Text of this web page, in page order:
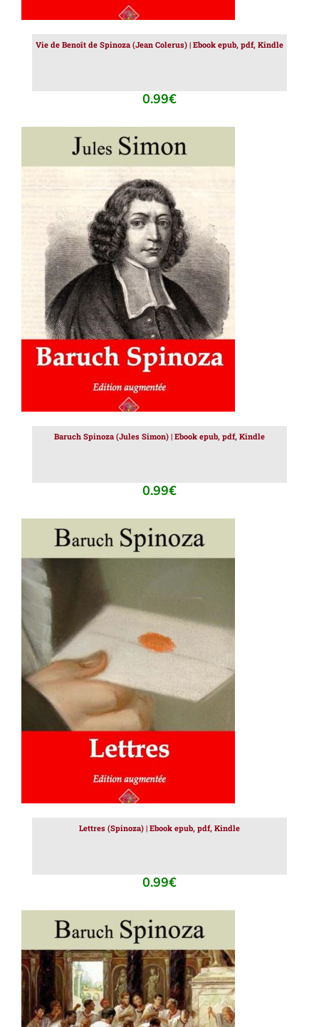
Vie de Benoît de Spinoza (Jean Colerus) | Ebook epub, pdf, Kindle
0.99€
AJOUTER AU PANIER / DÉTAILS
Baruch Spinoza (Jules Simon) | Ebook epub, pdf, Kindle
0.99€
AJOUTER AU PANIER DÉTAILS
Lettres (Spinoza) | Ebook epub, pdf, Kindle
0.99€